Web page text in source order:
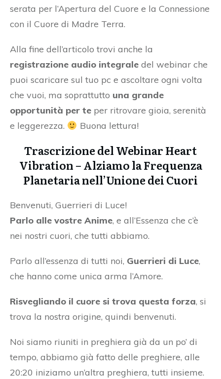
serata per l’Apertura del Cuore e la Connessione
con il Cuore di Madre Terra.
Alla fine dell’articolo trovi anche la
registrazione audio integrale del webinar che
puoi scaricare sul tuo pc e ascoltare ogni volta
che vuoi, ma soprattutto una grande
opportunità per te per ritrovare gioia, serenità
e leggerezza.
Buona lettura!
Trascrizione del Webinar Heart
Vibration – Alziamo la Frequenza
Planetaria nell’Unione dei Cuori
Benvenuti, Guerrieri di Luce!
Parlo alle vostre Anime, e all’Essenza che c’è
nei nostri cuori, che tutti abbiamo.
Parlo all’essenza di tutti noi, Guerrieri di Luce,
che hanno come unica arma l’Amore.
Risvegliando il cuore si trova questa forza, si
trova la nostra origine, quindi benvenuti.
Noi siamo riuniti in preghiera già da un po’ di
tempo, abbiamo già fatto delle preghiere, alle
20:20 iniziamo un’altra preghiera, tutti insieme.